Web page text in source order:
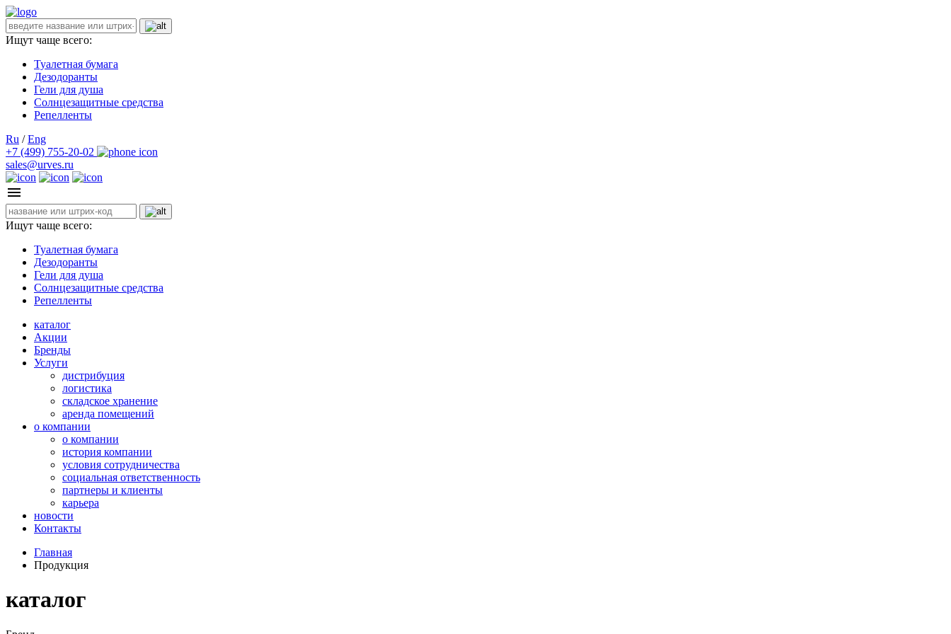
Ищут чаще всего:
Туалетная бумага
Дезодоранты
Гели для душа
Солнцезащитные средства
Репелленты
Ru / Eng
+7 (499) 755-20-02
sales@urves.ru
Ищут чаще всего:
Туалетная бумага
Дезодоранты
Гели для душа
Солнцезащитные средства
Репелленты
каталог
Акции
Бренды
Услуги
дистрибуция
логистика
складское хранение
аренда помещений
о компании
о компании
история компании
условия сотрудничества
социальная ответственность
партнеры и клиенты
карьера
новости
Контакты
Главная
Продукция
каталог